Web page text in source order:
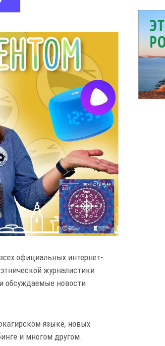
официальных интернет-
журналистики
обсуждаемые новости
языке, новых
и многом другом.